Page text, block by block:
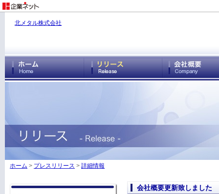
北メタル株式会社
ホーム > プレスリリース > 詳細情報
会社概要更新致しました